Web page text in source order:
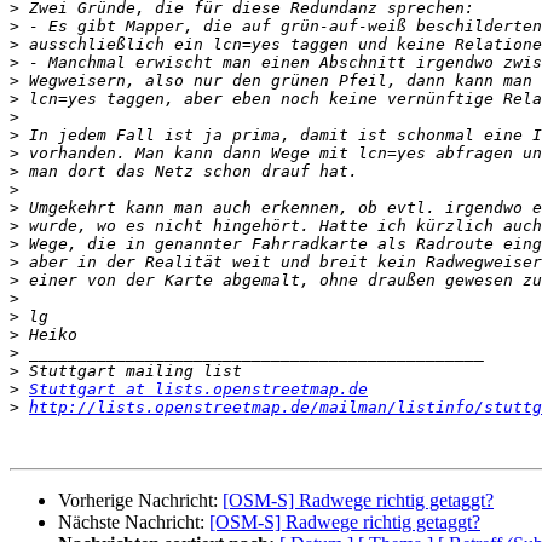
>
>
>
>
>
>
>
>
>
>
>
>
>
>
>
>
>
>
>
>
>
> Stuttgart at lists.openstreetmap.de
> http://lists.openstreetmap.de/mailman/listinfo/
Vorherige Nachricht: [OSM-S] Radwege richtig getaggt?
Nächste Nachricht: [OSM-S] Radwege richtig getaggt?